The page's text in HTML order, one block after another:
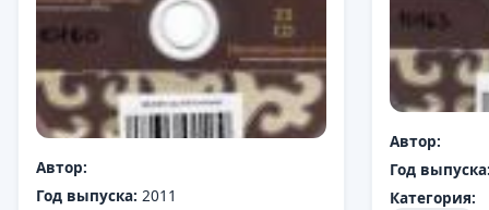
Автор:
Год
Категория:
Автор:
Год выпуска: 2011